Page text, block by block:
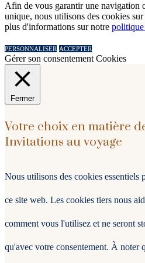
Afin de vous garantir une navigation
unique, nous utilisons des cookies
plus d'informations sur notre
PERSONNALISER ACCEPTER
Gérer son consentement Cookies
Fermer
Votre choix en matière
Invitations au voyage
Nous utilisons des cookies essentiels
ce site web. Les cookies tiers nous
comment vous l'utilisez et ne seront
qu'avec votre consentement. À noter